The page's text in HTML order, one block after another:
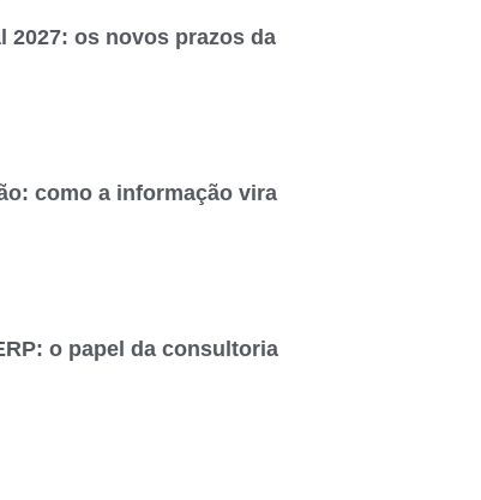
2027: os novos prazos da
como a informação vira
o papel da consultoria